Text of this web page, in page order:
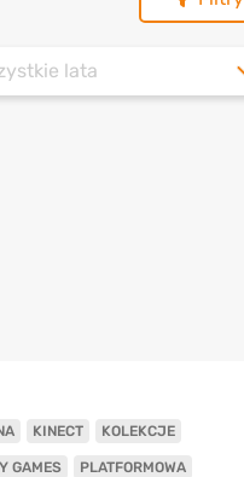
lata
KINECT KOLEKCJE
GAMES PLATFORMOWA